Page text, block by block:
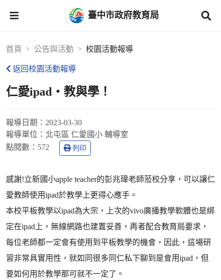
臺中市政府教育局
首頁 公告與活動 校園活動報導
返回校園活動報導
仁愛ipad‧教與學！
報導日期： 2023-03-30
報導單位： 北屯區 仁愛國小 輔導室
點閱數： 572 列印
感謝!立新國小apple teacher的彭兆瑋老師蒞校分享，可以讓仁
愛教師使用ipad於教學上更得心應手。
本校平板教學以ipad為大宗，上次的vivo廣播教學軟體也是綁
定在ipad上，無線網路也建置妥善，再者配合教育局要求，
每位老師都一定會有使用到平板教學的機會，因此，這場研
習非常具實用性，就如同很多同仁私下聊到是會用ipad，但
要如何用於教學那可就不一定了。